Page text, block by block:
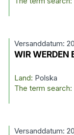
Versanddatum:
WIR WERDEN
Land: Polska
The term search:
Versanddatum: